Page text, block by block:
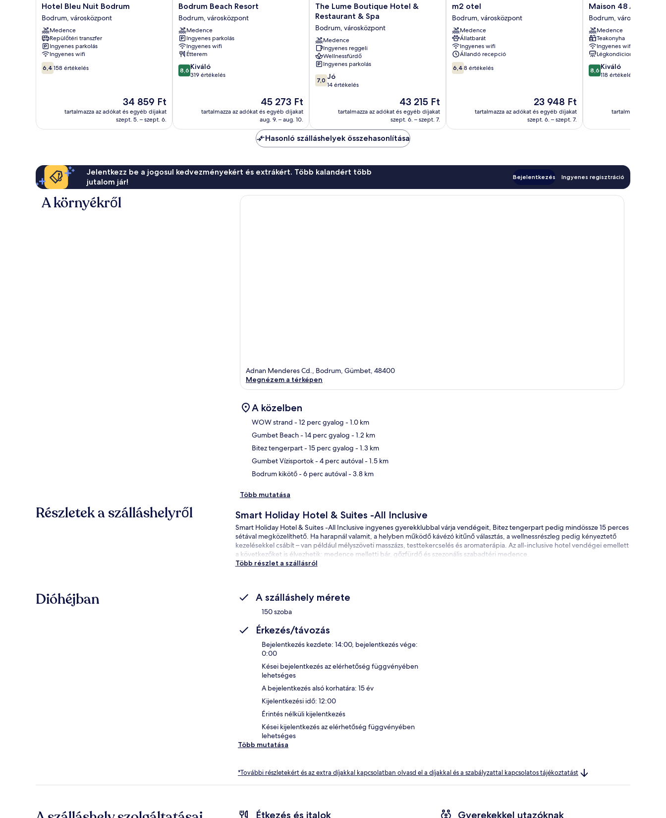
Hotel
Bleu
Nuit
Bodrum
Bodrum,
városközpont
Hotel Bleu Nuit Bodrum
Bodrum, városközpont
Medence
Repülőtéri transzfer
Ingyenes parkolás
Ingyenes wifi
6.4
ennyiből:
6,4 158 értékelés
Az
ár
34 859 Ft
34 859 Ft
tartalmazza az adókat és egyéb díjakat
szept. 5. – szept. 6.
Bodrum
Beach
Resort
Bodrum,
városközpont
Bodrum Beach Resort
Bodrum, városközpont
Medence
Ingyenes parkolás
Ingyenes wifi
Étterem
8.6
ennyiből:
értékelés
8,6 Kiváló
319 értékelés
Az
ár
45 273 Ft
45 273 Ft
tartalmazza az adókat és egyéb díjakat
aug. 9. – aug. 10.
The
Lume
Hotel
&
Restaurant
&
Spa
Bodrum,
városközpont
The Lume Boutique Hotel &
Restaurant & Spa
Bodrum, városközpont
Medence
Ingyenes reggeli
Wellnessfürdő
Ingyenes parkolás
7.0
ennyiből:
7,0 Jó
14 értékelés
Az
ár
43 215 Ft
43 215 Ft
tartalmazza az adókat és egyéb díjakat
szept. 6. – szept. 7.
m2
otel
Bodrum,
városközpont
m2 otel
Bodrum, városközpont
Medence
Állatbarát
Ingyenes wifi
Állandó recepció
6.4
ennyiből:
6,4 8 értékelés
Az
ár
23 948 Ft
23 948 Ft
tartalmazza az adókat és egyéb díjakat
szept. 6. – szept. 7.
Maison
48
Apart
Hotel
Bodrum,
városközpont
Maison 48 Apart
Bodrum, városközpont
Medence
Teakonyha
Ingyenes wifi
Légkondicionálás
8.6
ennyiből:
értékelés
8,6 Kiváló
118 értékelés
tartalmazza az
Hasonló szálláshelyek összehasonlítása
Jelentkezz be a jogosul kedvezményekért és extrákért. Több kalandért több
jutalom jár!
Bejelentkezés Ingyenes regisztráció
A környékről
Adnan Menderes Cd., Bodrum, Gümbet, 48400
Megnézem a térképen
A közelben
WOW strand - 12 perc gyalog - 1.0 km
Gumbet Beach- 14 perc gyalog - 1.2 km
Bitez tengerpart- 15 perc gyalog - 1.3 km
Gumbet Vízisportok- 4 perc autóval- 1.5 km
Bodrum kikötő- 6 perc autóval- 3.8 km
Több mutatása
Részletek a szálláshelyről Smart Holiday Hotel & Suites -All Inclusive
Smart Holiday Hotel & Suites -All Inclusive ingyenes gyerekklubbal várja vendégeit, Bitez tengerpart pedig mindössze 15 perces
sétával megközelíthető. Ha harapnál valamit, a helyben működő kávézó kitűnő választás, a wellnessrészleg pedig kényeztető
kezelésekkel csábít – van például mélyszöveti masszázs, testtekercselés és aromaterápia. Az all-inclusive hotel vendégei emellett
a következőket is élvezhetik: medence melletti bár, gőzfürdő és szezonális szabadtéri medence.
Több részlet a szállásról
Dióhéjban A szálláshely mérete
150 szoba
Érkezés/távozás
Bejelentkezés kezdete: 14:00, bejelentkezés vége:
0:00
Kései bejelentkezés az elérhetőség függvényében
lehetséges
A bejelentkezés alsó korhatára: 15 év
Kijelentkezési idő: 12:00
Érintés nélküli kijelentkezés
Kései kijelentkezés az elérhetőség függvényében
lehetséges
Több mutatása
*További részletekért és az extra díjakkal kapcsolatban olvasd el a díjakkal és a szabályzattal kapcsolatos tájékoztatást
Étkezés és italok Gyerekekkel utazóknak